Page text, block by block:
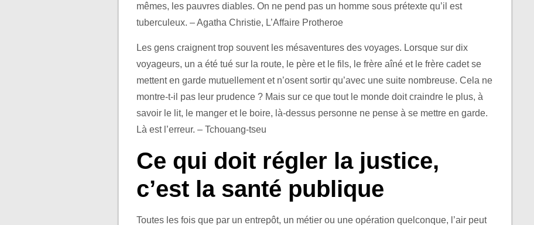
mêmes, les pauvres diables. On ne pend pas un homme sous prétexte qu’il est
tuberculeux. – Agatha Christie, L’Affaire Protheroe
Les gens craignent trop souvent les mésaventures des voyages. Lorsque sur dix
voyageurs, un a été tué sur la route, le père et le fils, le frère aîné et le frère cadet se
mettent en garde mutuellement et n’osent sortir qu’avec une suite nombreuse. Cela ne
montre-t-il pas leur prudence ? Mais sur ce que tout le monde doit craindre le plus, à
savoir le lit, le manger et le boire, là-dessus personne ne pense à se mettre en garde.
Là est l’erreur. – Tchouang-tseu
Ce qui doit régler la justice,
c’est la santé publique
Toutes les fois que par un entrepôt, un métier ou une opération quelconque, l’air peut